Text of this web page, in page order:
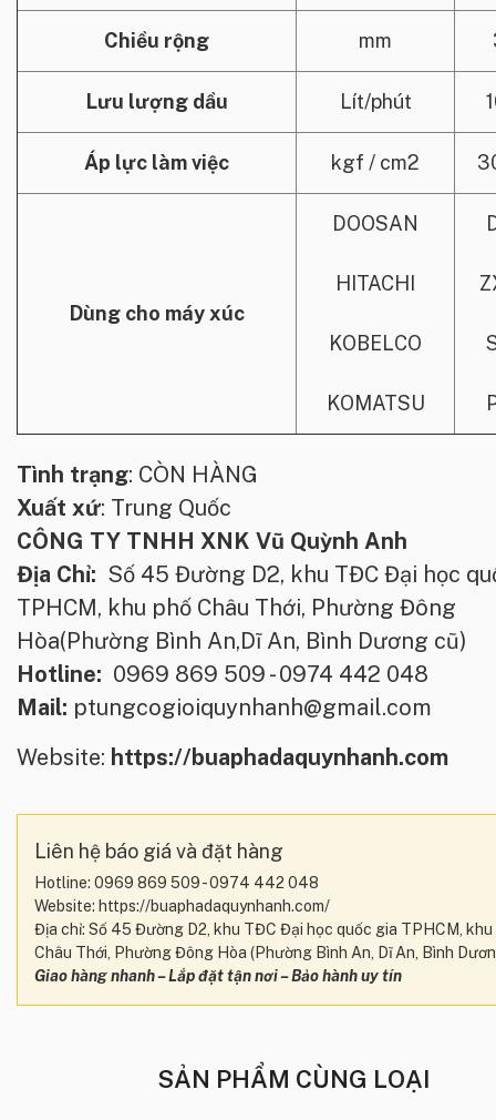
Chiều rộng mm
Lưu lượng dầu Lít/phút
Áp lực làm việc kgf / cm2
Dùng cho máy xúc
DOOSAN
HITACHI
KOBELCO
KOMATSU
Tình trạng: CÒN HÀNG
Xuất xứ: Trung Quốc
CÔNG TY TNHH XNK Vũ Quỳnh Anh
Địa Chỉ: Số 45 Đường D2, khu TĐC Đại học
TPHCM, khu phố Châu Thới, Phường Đông
Hòa(Phường Bình An,Dĩ An, Bình Dương cũ)
Hotline: 0969 869 509 - 0974 442 048
Mail: ptungcogioiquynhanh@gmail.com
Website: https://buaphadaquynhanh.com
Liên hệ báo giá và đặt hàng
Hotline: 0969 869 509 - 0974 442 048
Website: https://buaphadaquynhanh.com/
Địa chỉ: Số 45 Đường D2, khu TĐC Đại học quốc gia TPHCM, khu
Châu Thới, Phường Đông Hòa (Phường Bình An, Dĩ An, Bình
Giao hàng nhanh – Lắp đặt tận nơi – Bảo hành uy tín
SẢN PHẨM CÙNG LOẠI